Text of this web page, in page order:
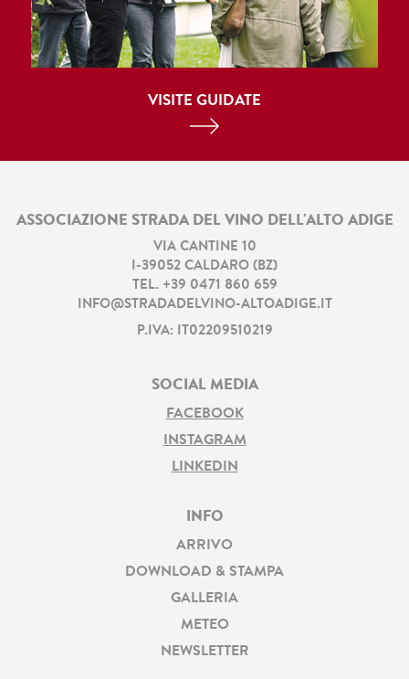
VISITE GUIDATE
ASSOCIAZIONE STRADA DEL VINO DELL'ALTO ADIGE
VIA CANTINE 10
I-39052 CALDARO (BZ)
TEL. +39 0471 860 659
INFO@STRADADELVINO-ALTOADIGE.IT
P.IVA: IT02209510219
SOCIAL MEDIA
FACEBOOK
INSTAGRAM
LINKEDIN
INFO
ARRIVO
DOWNLOAD & STAMPA
GALLERIA
METEO
NEWSLETTER